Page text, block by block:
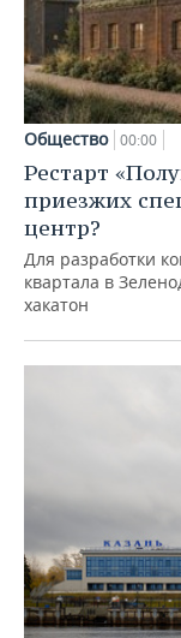
Общество 00:00
Рестарт
приезжих
центр?
Для разработки
квартала в
хакатон